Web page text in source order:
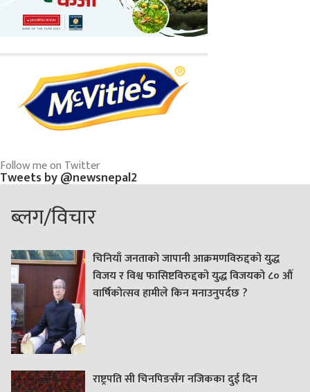
Follow me on Twitter
Tweets by @newsnepal2
ब्लग/विचार
चिनियाँ जनताको जापानी आक्रमणविरुद्दको युद्ध
विजय र विश्व फासिष्टविरुद्दको युद्ध विजयको ८० औं
वार्षिकोत्सव हामीले किन मनाउनुपर्दछ ?
राष्ट्रपति सी चिनपिङसँग नजिकका दुई दिन